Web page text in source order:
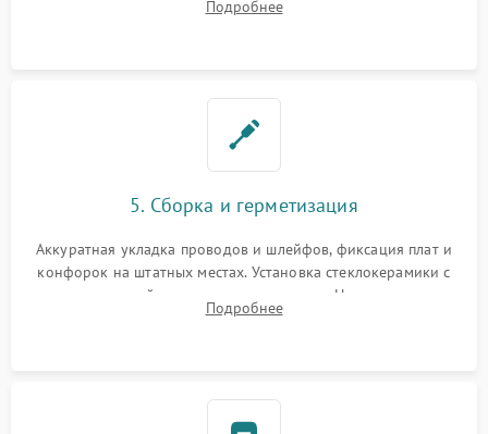
дорожек. Очистка контактов и замена поврежденной
Подробнее
5. Сборка и герметизация
Аккуратная укладка проводов и шлейфов, фиксация плат и
конфорок на штатных местах. Установка стеклокерамики с
проверкой равномерности зазоров. Нанесение
термостойкого герметика или укладка уплотнительной
Подробнее